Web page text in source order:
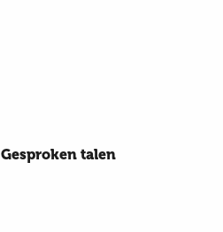
Gesproken talen
Gesproken talen